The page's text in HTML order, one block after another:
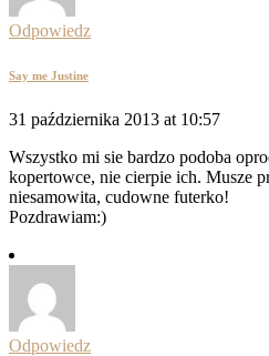
Odpowiedz
Say me Justine
31 października 2013 at 10:57
Wszystko mi sie bardzo podoba
kopertowce, nie cierpie ich. Musze
niesamowita, cudowne futerko!
Pozdrawiam:)
Odpowiedz